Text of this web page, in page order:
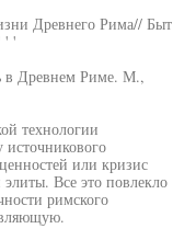
Древнего Рима// Быт
' '
в Древнем Риме. М.,
технологии
источникового
или кризис
Все это повлекло
римского